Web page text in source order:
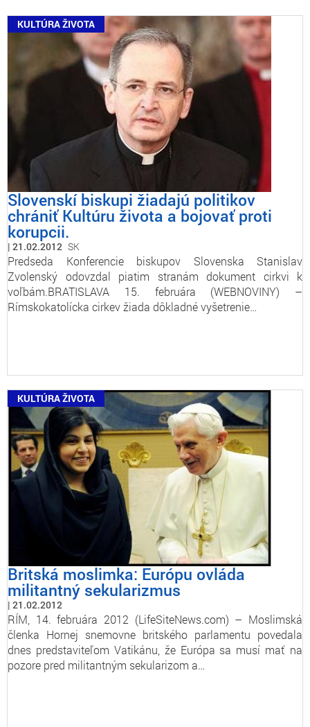
KULTÚRA ŽIVOTA
Slovenskí biskupi žiadajú politikov
chrániť Kultúru života a bojovať proti
korupcii.
21.02.2012 SK
Predseda Konferencie biskupov Slovenska Stanislav
Zvolenský odovzdal piatim stranám dokument cirkvi k
voľbám.BRATISLAVA 15. februára (WEBNOVINY) –
Rímskokatolícka cirkev žiada dôkladné vyšetrenie…
KULTÚRA ŽIVOTA
Britská moslimka: Európu ovláda
militantný sekularizmus
21.02.2012
RÍM, 14. februára 2012 (LifeSiteNews.com) – Moslimská
členka Hornej snemovne britského parlamentu povedala
dnes predstaviteľom Vatikánu, že Európa sa musí mať na
pozore pred militantným sekularizom a…